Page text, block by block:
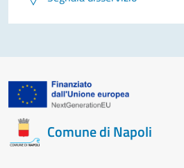
Comune di Napoli